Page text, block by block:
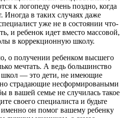
к логопеду очень поздно, когда
Иногда в таких случаях даже
уже не в состоянии что-
и ребенок идет вместо массовой,
в коррекционную школу.
о получении ребенком высшего
мечтать. А ведь большинство
школ — это дети, не имеющие
страдающие несформироваными
в вашей семье не случилась такое
своего специалиста и будьте
именно он помог вашему ребенку